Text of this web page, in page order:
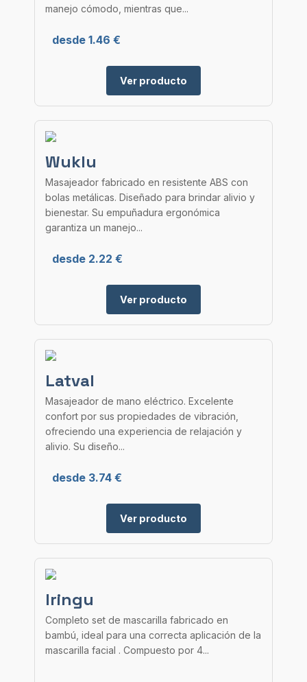
manejo cómodo, mientras que...
desde 1.46 €
Ver producto
Wuklu
Masajeador fabricado en resistente ABS con
bolas metálicas. Diseñado para brindar alivio y
bienestar. Su empuñadura ergonómica
garantiza un manejo...
desde 2.22 €
Ver producto
Latval
Masajeador de mano eléctrico. Excelente
confort por sus propiedades de vibración,
ofreciendo una experiencia de relajación y
alivio. Su diseño...
desde 3.74 €
Ver producto
Iringu
Completo set de mascarilla fabricado en
bambú, ideal para una correcta aplicación de la
mascarilla facial . Compuesto por 4...